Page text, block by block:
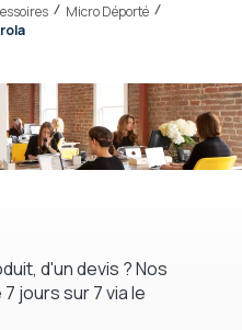
Micro Déporté
d'un devis ? Nos
jours sur 7 via le